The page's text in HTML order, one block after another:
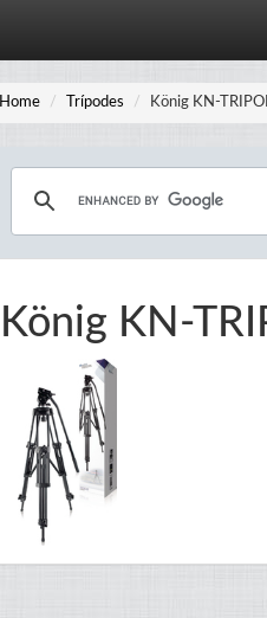
Home Trípodes König KN-
König KN-